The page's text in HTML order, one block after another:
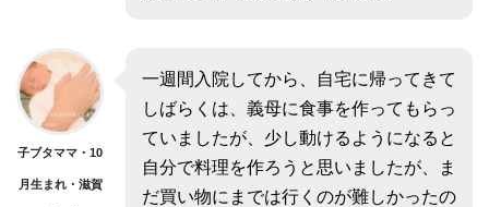
子ブタママ・10
月生まれ・滋賀
一週間入院してから、自宅に帰ってきて
しばらくは、義母に食事を作ってもらっ
ていましたが、少し動けるようになると
自分で料理を作ろうと思いましたが、ま
だ買い物にまでは行くのが難しかったの